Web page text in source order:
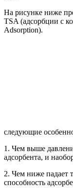
На рисунке ниже
TSA (адсорбции с
Adsorption).
следующие
1. Чем выше
адсорбента, и
2. Чем ниже падает
способность